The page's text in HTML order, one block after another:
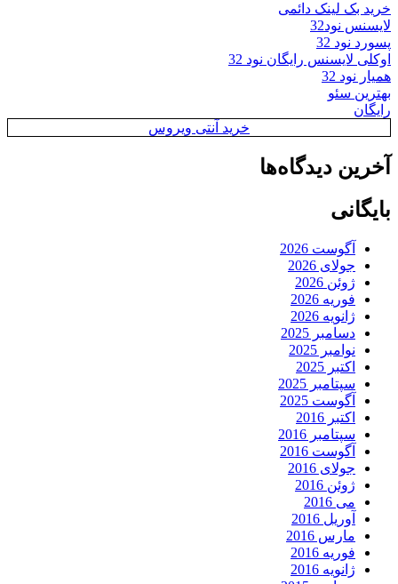
خرید بک لینک دائمی
لایسنس نود32
پسورد نود 32
اوکلی لایسنس رایگان نود 32
همیار نود 32
بهترین سئو
رایگان
خرید آنتی ویروس
آخرین دیدگاه‌ها
بایگانی
آگوست 2026
جولای 2026
ژوئن 2026
فوریه 2026
ژانویه 2026
دسامبر 2025
نوامبر 2025
اکتبر 2025
سپتامبر 2025
آگوست 2025
اکتبر 2016
سپتامبر 2016
آگوست 2016
جولای 2016
ژوئن 2016
می 2016
آوریل 2016
مارس 2016
فوریه 2016
ژانویه 2016